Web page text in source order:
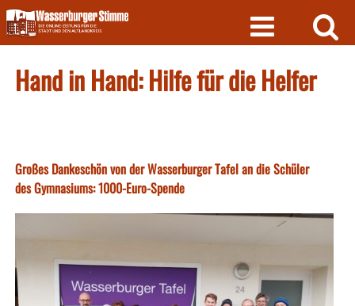
Skip
to
content
Hand in Hand: Hilfe für die Helfer
Großes Dankeschön von der Wasserburger Tafel an die Schüler
des Gymnasiums: 1000-Euro-Spende